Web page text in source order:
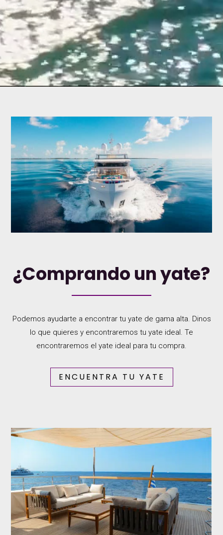
¿Comprando un yate?
Podemos ayudarte a encontrar tu yate de gama alta. Dinos
lo que quieres y encontraremos tu yate ideal. Te
encontraremos el yate ideal para tu compra.
ENCUENTRA TU YATE